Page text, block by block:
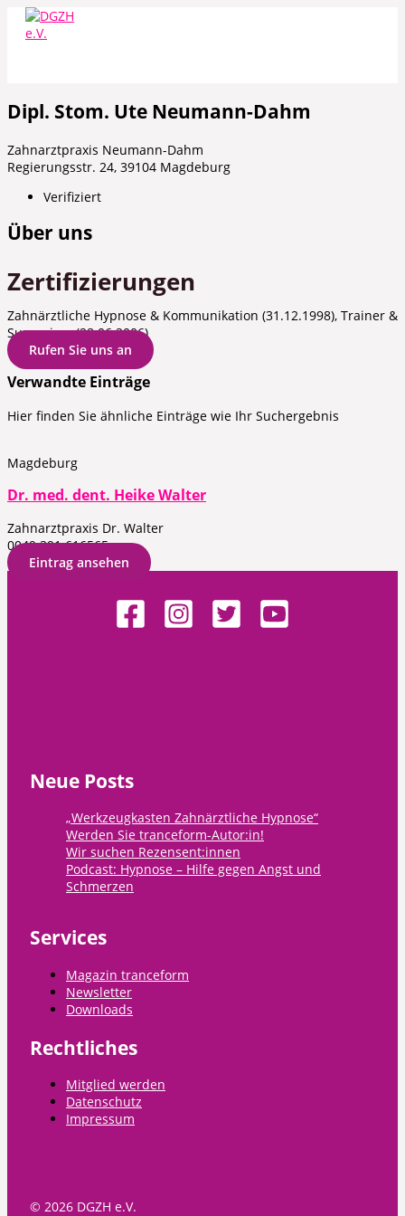
Zum
Inhalt
springen
Dipl. Stom. Ute Neumann-Dahm
Zahnarztpraxis Neumann-Dahm
Regierungsstr. 24, 39104 Magdeburg
Verifiziert
Über uns
Zertifizierungen
Zahnärztliche Hypnose & Kommunikation (31.12.1998), Trainer &
Supervisor (28.06.2006)
Rufen Sie uns an
Verwandte Einträge
Hier finden Sie ähnliche Einträge wie Ihr Suchergebnis
Magdeburg
Dr. med. dent. Heike Walter
Zahnarztpraxis Dr. Walter
0049 391 616565
Eintrag ansehen
Neue Posts
„Werkzeugkasten Zahnärztliche Hypnose“
Werden Sie tranceform-Autor:in!
Wir suchen Rezensent:innen
Podcast: Hypnose – Hilfe gegen Angst und
Schmerzen
Services
Magazin tranceform
Newsletter
Downloads
Rechtliches
Mitglied werden
Datenschutz
Impressum
© 2026 DGZH e.V.